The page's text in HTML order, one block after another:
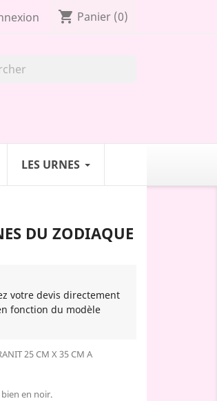
shopping_cart Panier (0)
LES URNES
DU ZODIAQUE
votre devis directement
fonction du modèle
25 CM X 35 CM A
en noir.